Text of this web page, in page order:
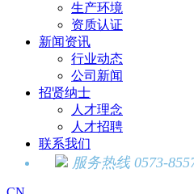
生产环境
资质认证
新闻资讯
行业动态
公司新闻
招贤纳士
人才理念
人才招聘
联系我们
服务热线 0573-